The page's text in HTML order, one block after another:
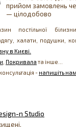
прийом замовлень
— цілодобово
постільної
халати, подушки,
в Києві.
Покривала та інше...
- напишіть нам
n Studio